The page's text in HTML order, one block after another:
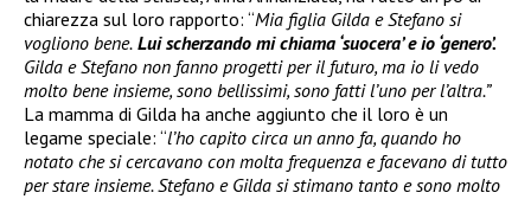
chiarezza sul loro rapporto: “Mia figlia Gilda e Stefano si
vogliono bene. Lui scherzando mi chiama ‘suocera’ e io ‘genero’.
Gilda e Stefano non fanno progetti per il futuro, ma io li vedo
molto bene insieme, sono bellissimi, sono fatti l’uno per l’altra.”
La mamma di Gilda ha anche aggiunto che il loro è un
legame speciale: “l’ho capito circa un anno fa, quando ho
notato che si cercavano con molta frequenza e facevano di tutto
per stare insieme. Stefano e Gilda si stimano tanto e sono molto